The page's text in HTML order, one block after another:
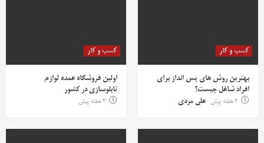
کسب و کار
بهترین روش‌ های پس‌ انداز برای
افراد شاغل چیست؟
2 هفته پیش
علی مردی
کسب و کار
اولین فروشگاه عمده لوازم
تابلوسازی در کشور
2 هفته پیش